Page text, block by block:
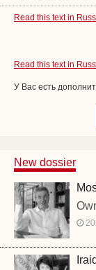
Read this text in
Read this text in
У Вас есть
New dossier